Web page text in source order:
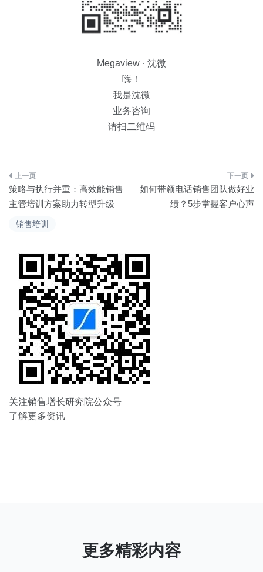
销售培训
Megaview · 沈微
嗨！
我是沈微
业务咨询
请扫二维码
文
章
导
航
策略与执行并重：高效能销售
主管培训方案助力转型升级
如何带领电话销售团队做好业
绩？5步掌握客户心声
关注销售增长研究院公众号
了解更多资讯